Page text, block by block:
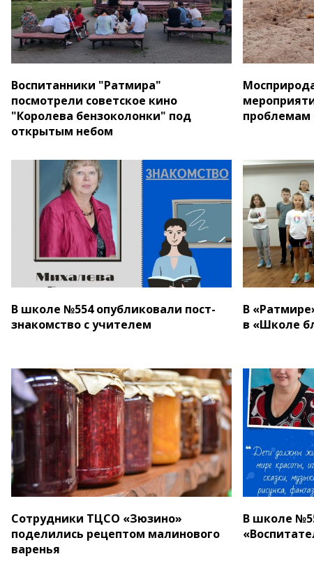
Воспитанники "Ратмира"
посмотрели советское кино
"Королева бензоколонки" под
открытым небом
В школе №554 опубликовали пост-
знакомство с учителем
В
в «Школе
Сотрудники ТЦСО «Зюзино»
поделились рецептом малинового
варенья
В школе